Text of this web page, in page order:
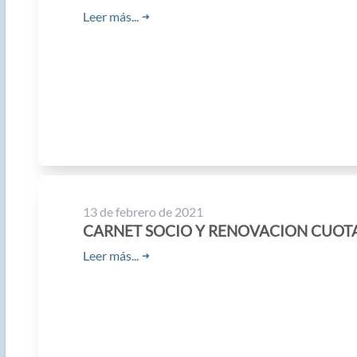
Leer más... ➜
13 de febrero de 2021
CARNET SOCIO Y RENOVACION
Leer más... ➜